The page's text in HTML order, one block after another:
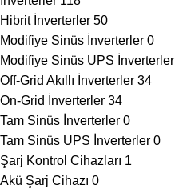
Hibrit İnverterler 50
Modifiye Sinüs İnverterler 0
Modifiye Sinüs UPS İnverterler
Off-Grid Akıllı İnverterler 34
On-Grid İnverterler 34
Tam Sinüs İnverterler 0
Tam Sinüs UPS İnverterler 0
Şarj Kontrol Cihazları 1
Akü Şarj Cihazı 0